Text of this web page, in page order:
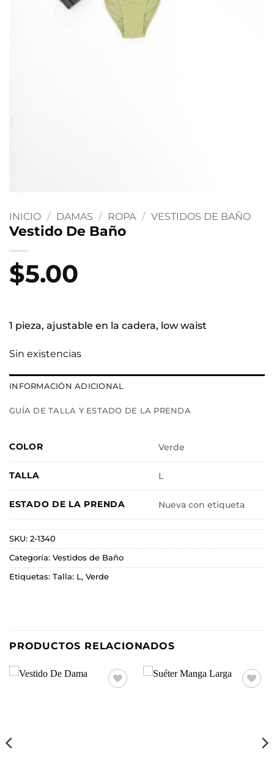
INICIO / DAMAS / ROPA / VESTIDOS DE BAÑO
Vestido De Baño
$5.00
1 pieza, ajustable en la cadera, low waist
Sin existencias
INFORMACIÓN ADICIONAL
GUÍA DE TALLA Y ESTADO DE LA PRENDA
COLOR Verde
TALLA L
ESTADO DE LA PRENDA Nueva con etiqueta
SKU: 2-1340
Categoría: Vestidos de Baño
Etiquetas: Talla: L, Verde
PRODUCTOS RELACIONADOS